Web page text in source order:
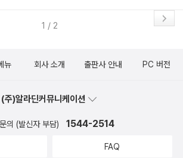
1 / 2
뉴 회사 소개 출판사 안내 PC 버전
(주)알라딘커뮤니케이션
의 (발신자 부담) 1544-2514
FAQ